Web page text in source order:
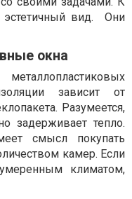
эстетичный вид. Они
окна
зависит от
Разумеется,
задерживает тепло.
смысл покупать
камер. Если
климатом,